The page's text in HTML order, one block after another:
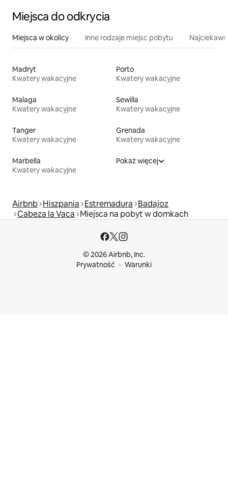
Miejsca do odkrycia
Miejsca w okolicy Inne rodzaje miejsc pobytu
Madryt
Kwatery wakacyjne
Porto
Kwatery wakacyjne
Malaga
Kwatery wakacyjne
Sewilla
Kwatery wakacyjne
Tanger
Kwatery wakacyjne
Grenada
Kwatery wakacyjne
Marbella
Kwatery wakacyjne
Pokaż więcej
Airbnb Hiszpania Estremadura Badajoz
Cabeza la Vaca Miejsca na pobyt w domkach
© 2026 Airbnb, Inc.
Prywatność
Warunki